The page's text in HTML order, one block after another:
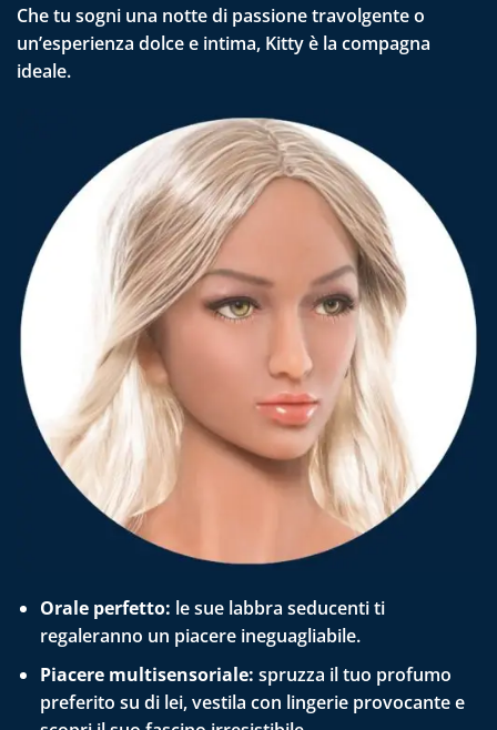
Che tu sogni una notte di passione travolgente o
un’esperienza dolce e intima, Kitty è la compagna
ideale.
Orale perfetto: le sue labbra seducenti ti
regaleranno un piacere ineguagliabile.
Piacere multisensoriale: spruzza il tuo profumo
preferito su di lei, vestila con lingerie provocante e